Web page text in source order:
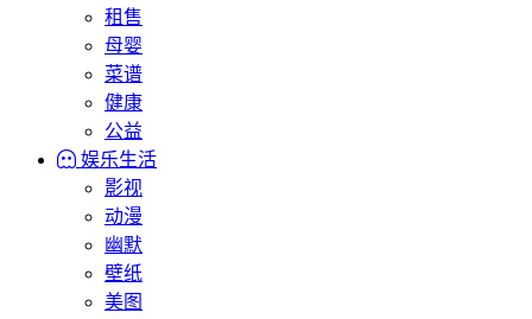
租售
母婴
菜谱
健康
公益
娱乐生活
影视
动漫
幽默
壁纸
美图